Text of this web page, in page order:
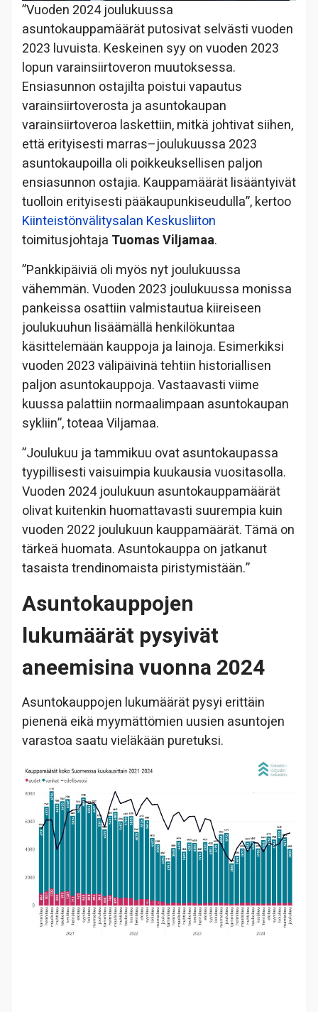
”Vuoden 2024 joulukuussa
asuntokauppamäärät putosivat selvästi vuoden
2023 luvuista. Keskeinen syy on vuoden 2023
lopun varainsiirtoveron muutoksessa.
Ensiasunnon ostajilta poistui vapautus
varainsiirtoverosta ja asuntokaupan
varainsiirtoveroa laskettiin, mitkä johtivat siihen,
että erityisesti marras–joulukuussa 2023
asuntokaupoilla oli poikkeuksellisen paljon
ensiasunnon ostajia. Kauppamäärät lisääntyivät
tuolloin erityisesti pääkaupunkiseudulla”, kertoo
Kiinteistönvälitysalan Keskusliiton
toimitusjohtaja Tuomas Viljamaa.
”Pankkipäiviä oli myös nyt joulukuussa
vähemmän. Vuoden 2023 joulukuussa monissa
pankeissa osattiin valmistautua kiireiseen
joulukuuhun lisäämällä henkilökuntaa
käsittelemään kauppoja ja lainoja. Esimerkiksi
vuoden 2023 välipäivinä tehtiin historiallisen
paljon asuntokauppoja. Vastaavasti viime
kuussa palattiin normaalimpaan asuntokaupan
sykliin”, toteaa Viljamaa.
”Joulukuu ja tammikuu ovat asuntokaupassa
tyypillisesti vaisuimpia kuukausia vuositasolla.
Vuoden 2024 joulukuun asuntokauppamäärät
olivat kuitenkin huomattavasti suurempia kuin
vuoden 2022 joulukuun kauppamäärät. Tämä on
tärkeä huomata. Asuntokauppa on jatkanut
tasaista trendinomaista piristymistään.”
Asuntokauppojen
lukumäärät pysyivät
aneemisina vuonna 2024
Asuntokauppojen lukumäärät pysyi erittäin
pienenä eikä myymättömien uusien asuntojen
varastoa saatu vieläkään puretuksi.